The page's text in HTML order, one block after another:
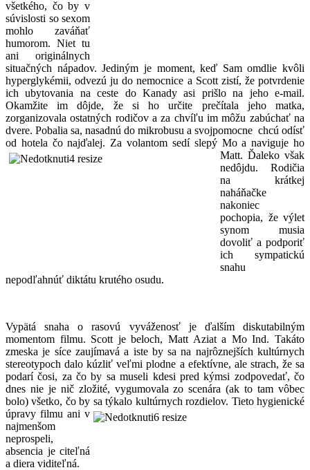
všetkého, čo by v
súvislosti so sexom
mohlo zaváňať
humorom. Niet tu
ani originálnych
situačných nápadov. Jediným je moment, keď Sam omdlie kvôli
hyperglykémii, odvezú ju do nemocnice a Scott zistí, že potvrdenie
ich ubytovania na ceste do Kanady asi prišlo na jeho e-mail.
Okamžite im dôjde, že si ho určite prečítala jeho matka,
zorganizovala ostatných rodičov a za chvíľu im môžu zabúchať na
dvere. Pobalia sa, nasadnú do mikrobusu a svojpomocne chcú odísť
od hotela čo najďalej. Za volantom sedí slepý Mo a naviguje ho
Matt. Ďaleko však
nedôjdu. Rodičia
na krátkej
naháňačke
nakoniec
pochopia, že výlet
synom musia
dovoliť a podporiť
ich sympatickú
snahu
nepodľahnúť diktátu krutého osudu.
Vypätá snaha o rasovú vyváženosť je ďalším diskutabilným
momentom filmu. Scott je beloch, Matt Aziat a Mo Ind. Takáto
zmeska je síce zaujímavá a iste by sa na najrôznejších kultúrnych
stereotypoch dalo kúzliť veľmi plodne a efektívne, ale strach, že sa
podarí čosi, za čo by sa museli kdesi pred kýmsi zodpovedať, čo
dnes nie je nič zložité, vygumovala zo scenára (ak to tam vôbec
bolo) všetko, čo by sa týkalo kultúrnychrozdielov. Tieto hygienické
úpravy filmu ani v
najmenšom
neprospeli,
absencia je citeľná
a diera viditeľná.